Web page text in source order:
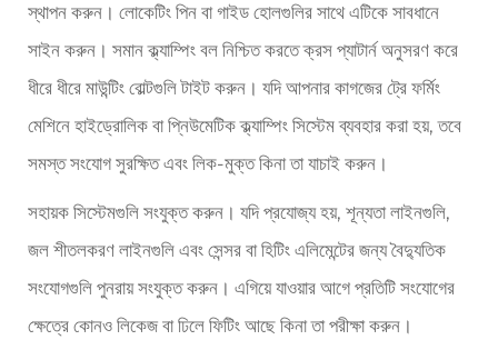
স্থাপন করুন। লোকেটিং পিন বা গাইড হোলগুলির সাথে এটিকে সাবধানে
সাইন করুন। সমান ক্ল্যাম্পিং বল নিশ্চিত করতে ক্রস প্যাটার্ন অনুসরণ করে
ধীরে ধীরে মাউন্টিং বোল্টগুলি টাইট করুন। যদি আপনার কাগজের ট্রে ফর্মিং
মেশিনে হাইড্রোলিক বা প্নিউমেটিক ক্ল্যাম্পিং সিস্টেম ব্যবহার করা হয়, তবে
সমস্ত সংযোগ সুরক্ষিত এবং লিক-মুক্ত কিনা তা যাচাই করুন।
সহায়ক সিস্টেমগুলি সংযুক্ত করুন। যদি প্রযোজ্য হয়, শূন্যতা লাইনগুলি,
জল শীতলকরণ লাইনগুলি এবং সেন্সর বা হিটিং এলিমেন্টের জন্য বৈদ্যুতিক
সংযোগগুলি পুনরায় সংযুক্ত করুন। এগিয়ে যাওয়ার আগে প্রতিটি সংযোগের
ক্ষেত্রে কোনও লিকেজ বা ঢিলে ফিটিং আছে কিনা তা পরীক্ষা করুন।